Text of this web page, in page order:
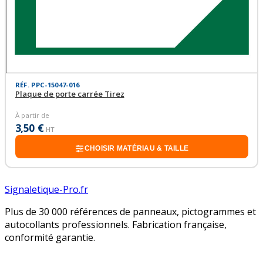
RÉF. PPC-15047-016
Plaque de porte carrée Tirez
À partir de
3,50 € HT
CHOISIR MATÉRIAU & TAILLE
Signaletique-Pro.fr
Plus de 30 000 références de panneaux, pictogrammes et
autocollants professionnels. Fabrication française,
conformité garantie.